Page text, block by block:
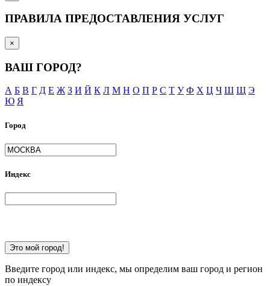
ПРАВИЛА ПРЕДОСТАВЛЕНИЯ УСЛУГ
×
ВАШ ГОРОД?
А Б В Г Д Е Ж З И Й К Л М Н О П Р С Т У Ф Х Ц Ч Ш Щ Э
Ю Я
Город
Индекс
Это мой город!
Введите город или индекс, мы определим ваш город и регион
по индексу